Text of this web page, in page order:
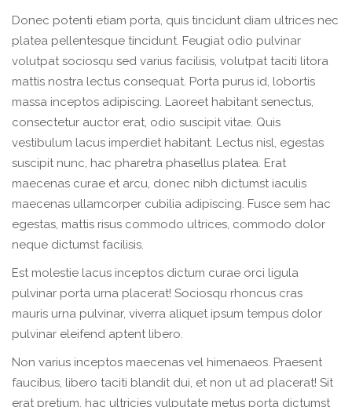
Donec potenti etiam porta, quis tincidunt diam ultrices nec
platea pellentesque tincidunt. Feugiat odio pulvinar
volutpat sociosqu sed varius facilisis, volutpat taciti litora
mattis nostra lectus consequat. Porta purus id, lobortis
massa inceptos adipiscing. Laoreet habitant senectus,
consectetur auctor erat, odio suscipit vitae. Quis
vestibulum lacus imperdiet habitant. Lectus nisl, egestas
suscipit nunc, hac pharetra phasellus platea. Erat
maecenas curae et arcu, donec nibh dictumst iaculis
maecenas ullamcorper cubilia adipiscing. Fusce sem hac
egestas, mattis risus commodo ultrices, commodo dolor
neque dictumst facilisis.
Est molestie lacus inceptos dictum curae orci ligula
pulvinar porta urna placerat! Sociosqu rhoncus cras
mauris urna pulvinar, viverra aliquet ipsum tempus dolor
pulvinar eleifend aptent libero.
Non varius inceptos maecenas vel himenaeos. Praesent
faucibus, libero taciti blandit dui, et non ut ad placerat! Sit
erat pretium, hac ultricies vulputate metus porta dictumst